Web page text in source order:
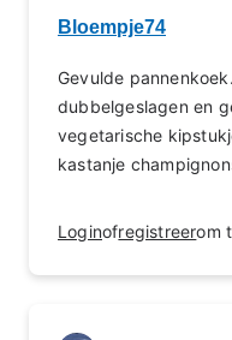
Bloempje74
Gevulde
dubbelgeslagen en
vegetarische
kastanje
Loginofregistreerom